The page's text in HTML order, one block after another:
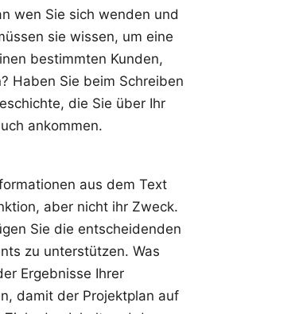
wen Sie sich wenden und
sie wissen, um eine
bestimmten Kunden,
Haben Sie beim Schreiben
die Sie über Ihr
ankommen.
aus dem Text
aber nicht ihr Zweck.
Sie die entscheidenden
zu unterstützen. Was
Ergebnisse Ihrer
damit der Projektplan auf